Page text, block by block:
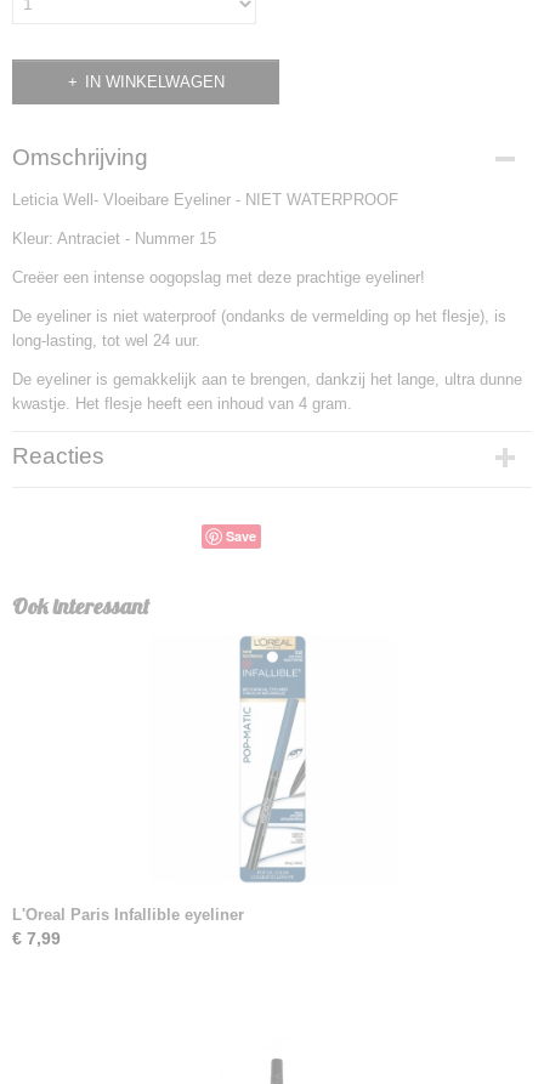
IN WINKELWAGEN
Omschrijving
Leticia Well- Vloeibare Eyeliner - NIET WATERPROOF
Kleur: Antraciet - Nummer 15
Creëer een intense oogopslag met deze prachtige eyeliner!
De eyeliner is niet waterproof (ondanks de vermelding op het flesje), is
long-lasting, tot wel 24 uur.
De eyeliner is gemakkelijk aan te brengen, dankzij het lange, ultra dunne
kwastje. Het flesje heeft een inhoud van 4 gram.
Reacties
Save
Ook interessant
L'Oreal Paris Infallible eyeliner
€ 7,99